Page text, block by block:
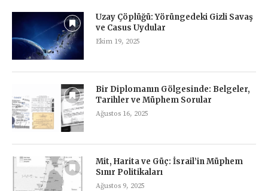
Uzay Çöplüğü: Yörüngedeki Gizli Savaş
ve Casus Uydular
Ekim 19, 2025
Bir Diplomanın Gölgesinde: Belgeler,
Tarihler ve Müphem Sorular
Ağustos 16, 2025
Mit, Harita ve Güç: İsrail’in Müphem
Sınır Politikaları
Ağustos 9, 2025